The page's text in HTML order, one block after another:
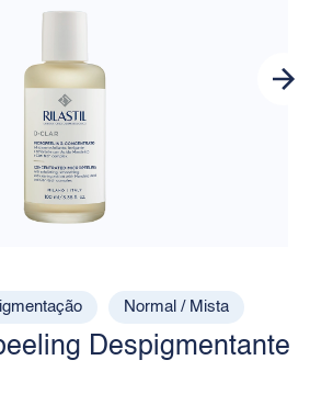
Normal / Mista
Despigmentante